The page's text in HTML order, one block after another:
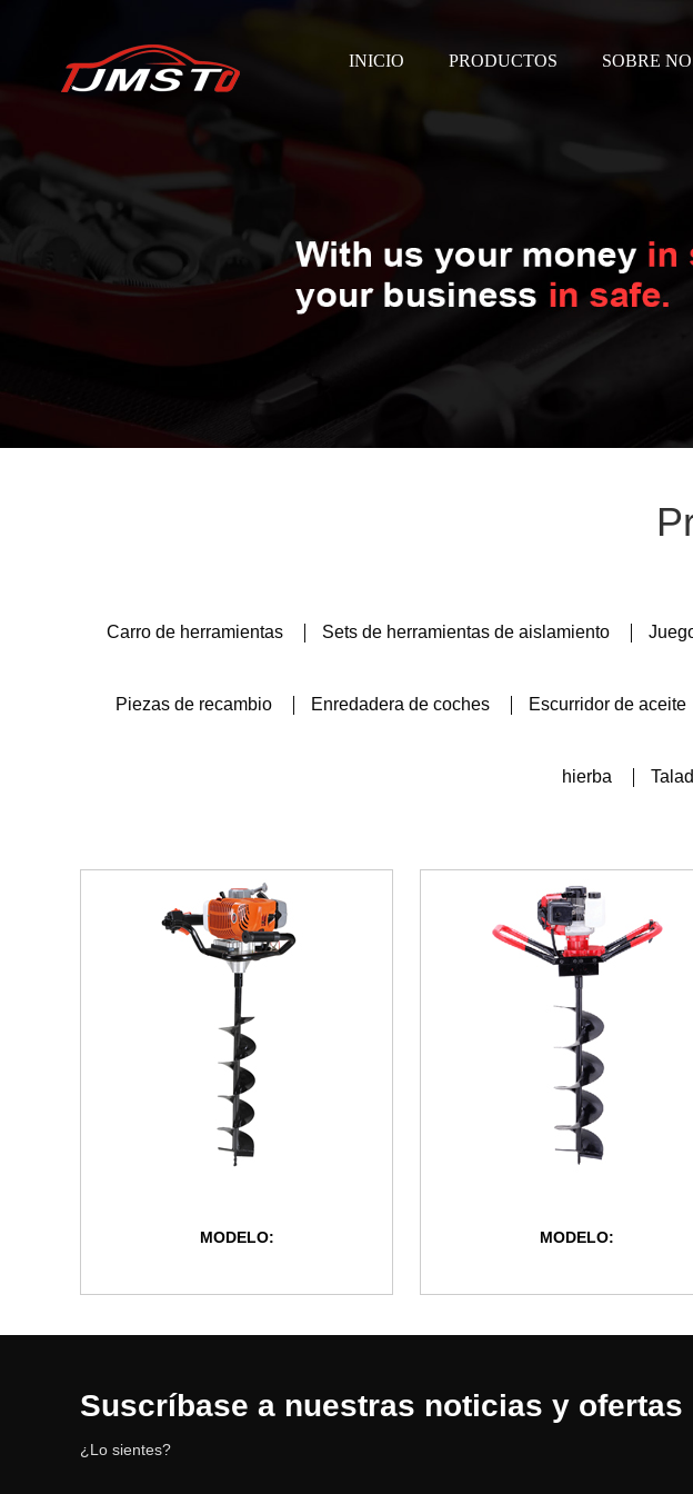
INICIO PRODUCTOS SOBRE
Carro de herramientas Sets de herramientas de aislamiento
Piezas de recambio Enredadera de coches Escurridor de aceite
hierba
MODELO: MODELO:
Suscríbase a nuestras noticias y ofertas
¿Lo sientes?